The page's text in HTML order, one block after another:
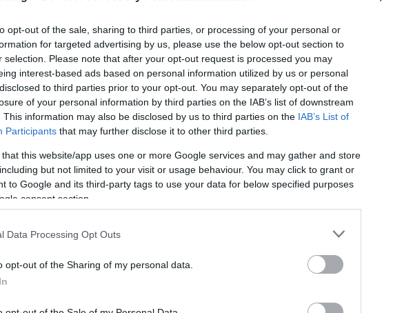
opt-out of the sale, sharing to third parties, or processing of your personal or
for targeted advertising by us, please use the below opt-out section to
selection. Please note that after your opt-out request is processed you may
interest-based ads based on personal information utilized by us or personal
to third parties prior to your opt-out. You may separately opt-out of the
of your personal information by third parties on the IAB’s list of downstream
This information may also be disclosed by us to third parties on the IAB’s List of
Participants that may further disclose it to other third parties.
that this website/app uses one or more Google services and may gather and store
but not limited to your visit or usage behaviour. You may click to grant or
to Google and its third-party tags to use your data for below specified purposes
consent section.
Data Processing Opt Outs
opt-out of the Sharing of my personal data.
Αραβία, ο
Αυστραλία:
ξεκάθαρο πως η απόδοσή μας δεν είναι όσο
το τριήμερο».
ΑΘΛΗΤΙΚΕΣ